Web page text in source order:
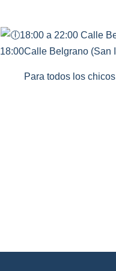
18:00 a 22:00 Calle
18:00Calle Belgrano (San
Para todos los